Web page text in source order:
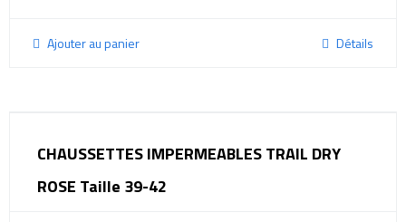
Ajouter au panier Détails
CHAUSSETTES IMPERMEABLES TRAIL DRY
ROSE Taille 39-42